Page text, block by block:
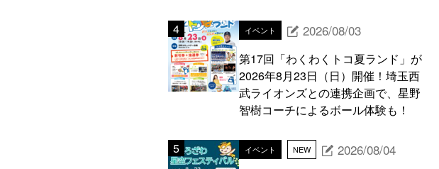
イベント 2026/08/03
第17回「わくわくトコ夏ランド」が
2026年8月23日（日）開催！埼玉西
武ライオンズとの連携企画で、星野
智樹コーチによるボール体験も！
イベント NEW 2026/08/04